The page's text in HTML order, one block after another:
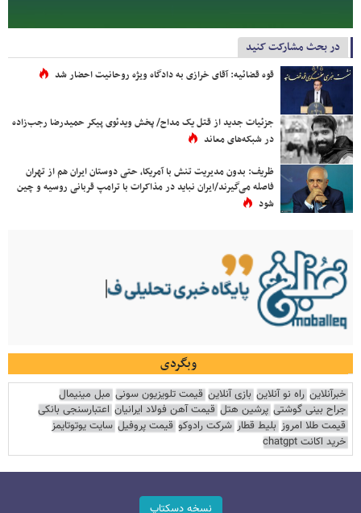
در بحث مشارکت کنید
قوه قضائیه: آقای خرازی به دادگاه ویژه روحانیت احضار شد
جزئیات جدید از قتل یک مداح/ پخش ویدئوی پیکر حمیدرضا رجب‌زاده
در شبکه‌های معاند
ظریف: بدون مدیریت تنش با آمریکا، حتی دوستان ایران هم از تهران
فاصله می‌گیرند/ایران نباید در مذاکرات با ترامپ قربانی روسیه و چین
شود
وبگردی
خبرآنلاین راه نو آنلاین بازی آنلاین قیمت تلویزیون سونی مبل مینیمال
جراح بینی گوشتی پرشین هتل قیمت آهن فولاد ایرانیان اعتبارسنجی بانکی
قیمت طلا امروز بلیط قطار شرکت رادوکو قیمت پروفیل سایت یوتوتایمز
خرید اکانت chatgpt
نسخه دسکتاپ